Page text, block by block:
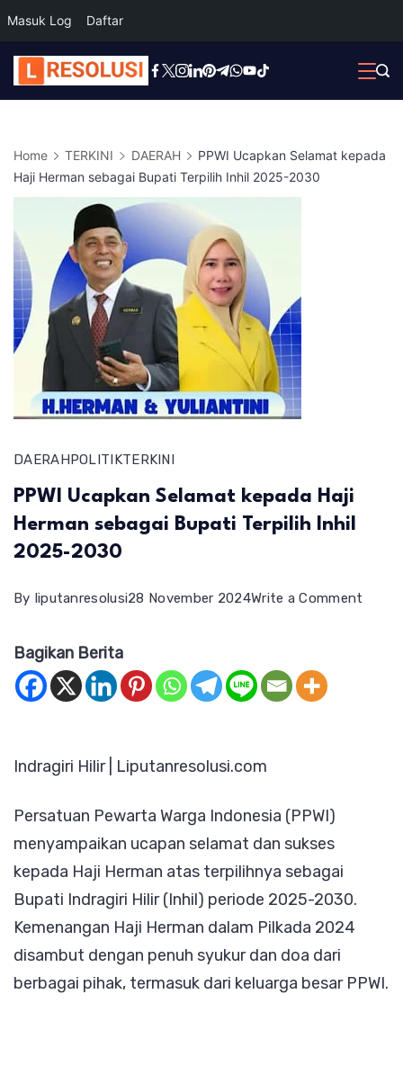
Masuk Log Daftar
Skip
to
Home TERKINI DAERAH
PPWI Ucapkan Selamat kepada
Haji Herman sebagai Bupati Terpilih Inhil 2025-2030
DAERAHPOLITIKTERKINI
PPWI Ucapkan Selamat kepada Haji
Herman sebagai Bupati Terpilih Inhil
2025-2030
By liputanresolusi28 November 2024Write a Comment
Bagikan Berita
Indragiri Hilir | Liputanresolusi.com
Persatuan Pewarta Warga Indonesia (PPWI)
menyampaikan ucapan selamat dan sukses
kepada Haji Herman atas terpilihnya sebagai
Bupati Indragiri Hilir (Inhil) periode 2025-2030.
Kemenangan Haji Herman dalam Pilkada 2024
disambut dengan penuh syukur dan doa dari
berbagai pihak, termasuk dari keluarga besar PPWI.